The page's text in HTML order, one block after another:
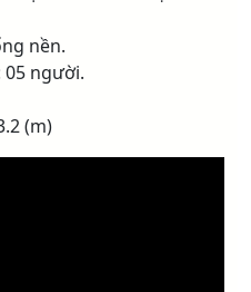
nền.
người.
(m)